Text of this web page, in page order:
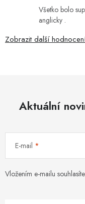
Všetko bolo
anglicky .
Zobrazit další
Aktuální
E-mail
Vložením e-mailu